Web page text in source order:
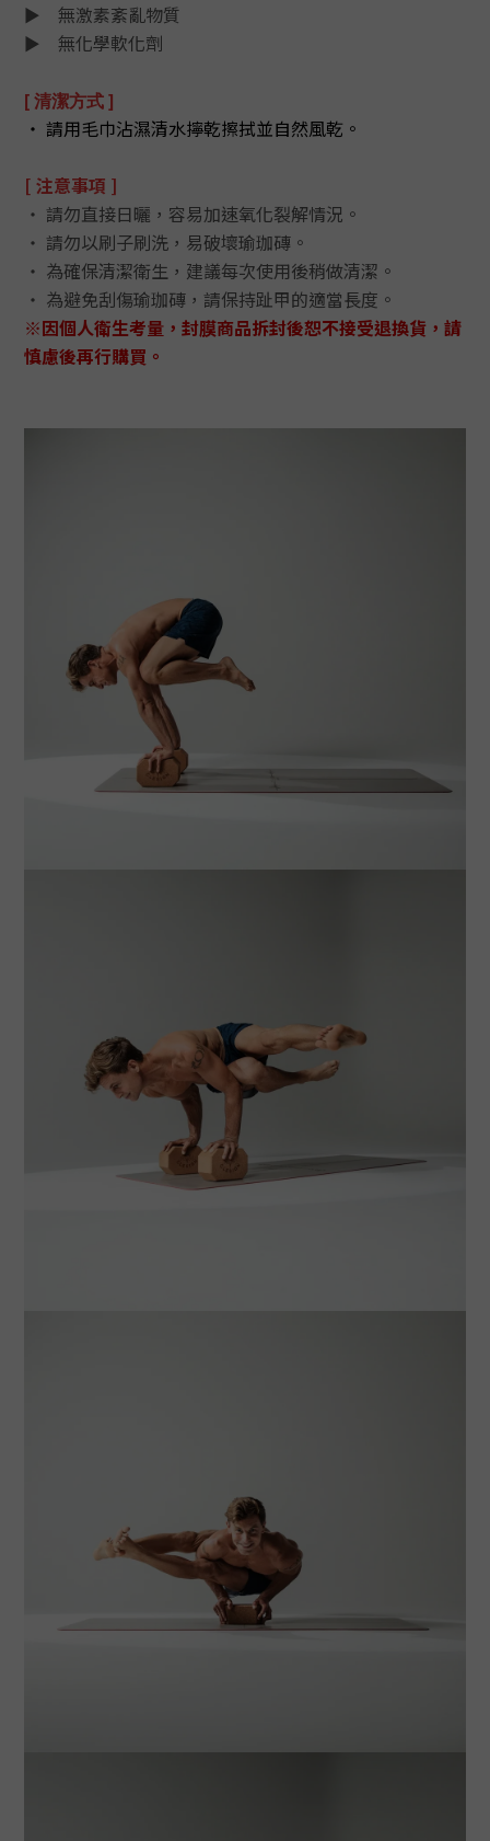
► 無激素紊亂物質
► 無化學軟化劑
[ 清潔方式 ]
‧ 請用毛巾沾濕清水擰乾擦拭並自然風乾 。
[ 注意事項 ]
‧ 請勿直接日曬，容易加速氧化裂解情況。
‧ 請勿以刷子刷洗，易破壞瑜珈磚。
‧ 為確保清潔衛生，建議每次使用後稍做清潔。
‧ 為避免刮傷瑜珈磚，請保持趾甲的適當長度 。
※因個人衛生考量，封膜商品拆封後恕不接受退換貨，請
慎慮後再行購買。